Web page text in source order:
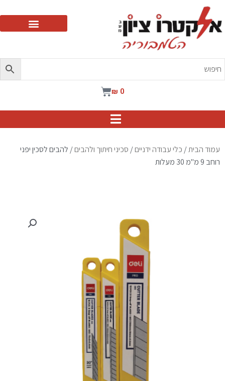
₪ 0
עגלת
עמוד הבית/ כלי עבודה ידניים/ סכיני חיתוך ולהבים/ להבים לסכין יפני
רוחב 9 מ"מ 30 מעלות